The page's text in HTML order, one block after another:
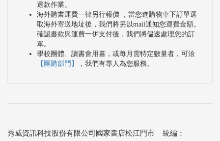
退款作業。
海外購書運費一律另行報價 ，當您進購物車下訂單選
取海外寄送地址後，我們將另以mail通知您運費金額。
確認書款與運費一併支付後，我們將儘速處理您的訂
單。
學校團體、讀書會用書，或每月需特定數量者，可洽
【團購部門】
，我們有專人為您服務。
秀威資訊科技股份有限公司國家書店松江門市 統編：